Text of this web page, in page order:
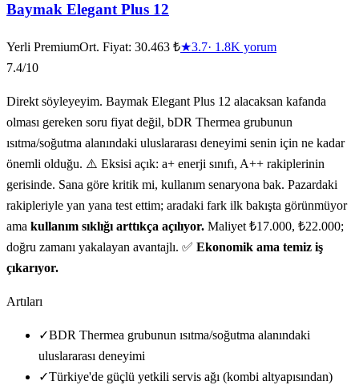
Baymak Elegant Plus 12
Yerli PremiumOrt. Fiyat: 30.463 ₺★3.7· 1.8K yorum
7.4/10
Direkt söyleyeyim. Baymak Elegant Plus 12 alacaksan kafanda
olması gereken soru fiyat değil, bDR Thermea grubunun
ısıtma/soğutma alanındaki uluslararası deneyimi senin için ne kadar
önemli olduğu. ⚠️ Eksisi açık: a+ enerji sınıfı, A++ rakiplerinin
gerisinde. Sana göre kritik mi, kullanım senaryona bak. Pazardaki
rakipleriyle yan yana test ettim; aradaki fark ilk bakışta görünmüyor
ama kullanım sıklığı arttıkça açılıyor. Maliyet ₺17.000, ₺22.000;
doğru zamanı yakalayan avantajlı. ✅ Ekonomik ama temiz iş
çıkarıyor.
Artıları
✓BDR Thermea grubunun ısıtma/soğutma alanındaki
uluslararası deneyimi
✓Türkiye'de güçlü yetkili servis ağı (kombi altyapısından)